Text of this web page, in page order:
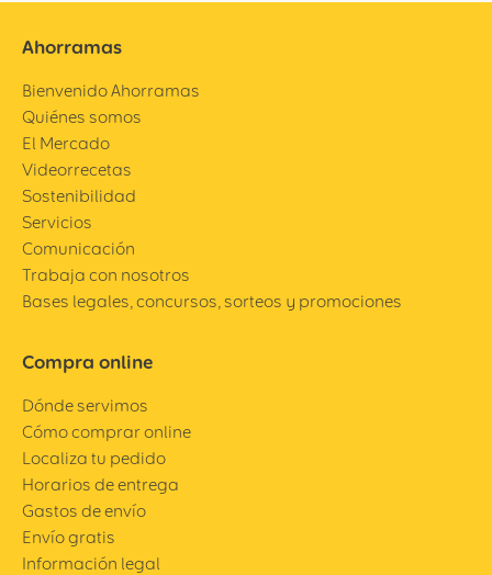
Ahorramas
Bienvenido Ahorramas
Quiénes somos
El Mercado
Videorrecetas
Sostenibilidad
Servicios
Comunicación
Trabaja con nosotros
Bases legales, concursos, sorteos y promociones
Compra online
Dónde servimos
Cómo comprar online
Localiza tu pedido
Horarios de entrega
Gastos de envío
Envío gratis
Información legal